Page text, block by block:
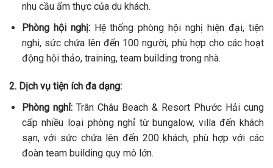
nhu cầu ẩm thực của du khách.
Phòng hội nghị:Hệ thống phòng hội nghị hiện đại, tiện
nghi, sức chứa lên đến 100 người, phù hợp cho các hoạt
động hội thảo, training, team building trong nhà.
2. Dịch vụ tiện ích đa dạng:
Phòng nghỉ:Trân Châu Beach & Resort Phước Hải cung
cấp nhiều loại phòng nghỉ từ bungalow, villa đến khách
sạn, với sức chứa lên đến 200 khách, phù hợp với các
đoàn team building quy mô lớn.